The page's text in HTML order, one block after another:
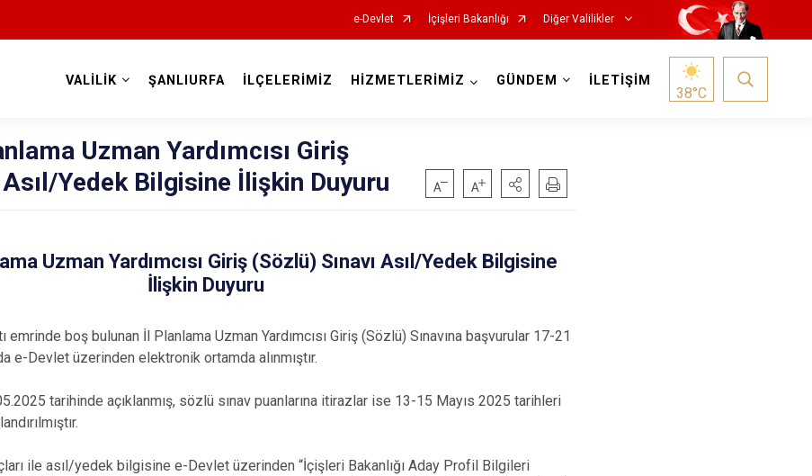
e-Devlet İçişleri Bakanlığı Diğer Valilikler
VALİLİK ŞANLIURFA İLÇELERİMİZ HİZMETLERİMİZ GÜNDEM İLETİŞİM
38°C
Uzman Yardımcısı Giriş
Asıl/Yedek Bilgisine İlişkin Duyuru
Uzman Yardımcısı Giriş (Sözlü) Sınavı Asıl/Yedek Bilgisine
İlişkin Duyuru
emrinde boş bulunan İl Planlama Uzman Yardımcısı Giriş (Sözlü) Sınavına başvurular 17-21
e-Devlet üzerinden elektronik ortamda alınmıştır.
tarihinde açıklanmış, sözlü sınav puanlarına itirazlar ise 13-15 Mayıs 2025 tarihleri
ile asıl/yedek bilgisine e-Devlet üzerinden “İçişleri Bakanlığı Aday Profil Bilgileri